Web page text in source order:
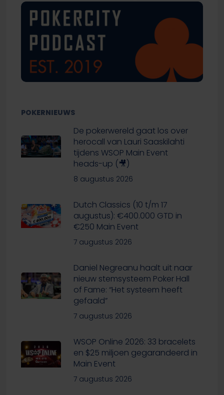
POKERNIEUWS
De pokerwereld gaat los over
herocall van Lauri Saaskilahti
tijdens WSOP Main Event
heads-up (🎥)
8 augustus 2026
Dutch Classics (10 t/m 17
augustus): €400.000 GTD in
€250 Main Event
7 augustus 2026
Daniel Negreanu haalt uit naar
nieuw stemsysteem Poker Hall
of Fame: “Het systeem heeft
gefaald”
7 augustus 2026
WSOP Online 2026: 33 bracelets
en $25 miljoen gegarandeerd in
Main Event
7 augustus 2026